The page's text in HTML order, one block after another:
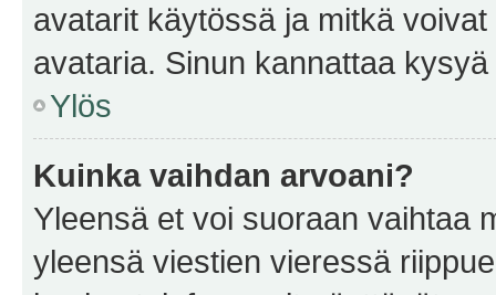
avatarit käytössä ja mitkä
avataria. Sinun kannattaa
Ylös
Kuinka vaihdan arvoani?
Yleensä et voi suoraan vaihtaa
yleensä viestien vieressä